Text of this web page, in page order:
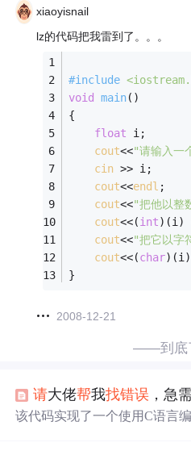
xiaoyisnail
lz的代码把我雷到了。。。
#include
void
main()
{
float i;
cout<<"请输入一
cin >> i;
cout<<endl ;
cout<<"把他以整
cout<<(int)(i)
cout<<"把它以字
cout<<(char)(i)
}
2008-12-21
——到
请大佬帮我找错误 ，急
该代码实现了一个使用C语言